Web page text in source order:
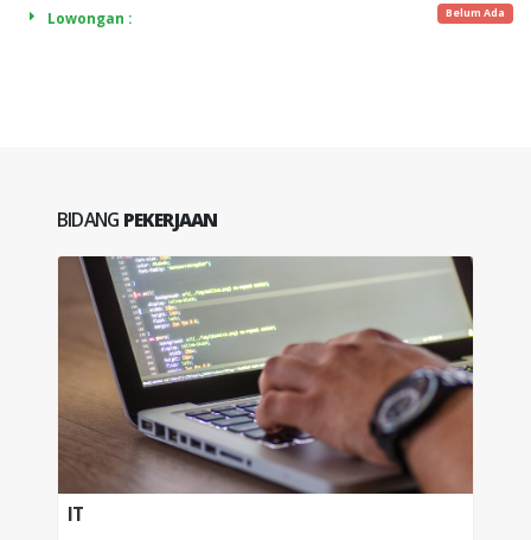
Lowongan : Belum Ada
BIDANG PEKERJAAN
IT